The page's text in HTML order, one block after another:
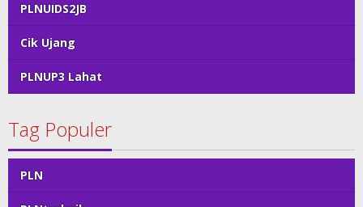
PLNUIDS2JB
Cik Ujang
PLNUP3 Lahat
Tag Populer
PLN